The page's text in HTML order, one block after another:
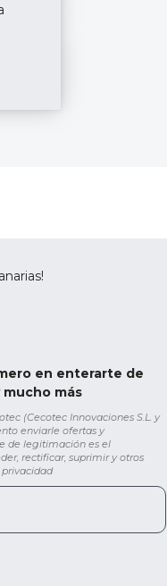
en enterarte de
más
(Cecotec Innovaciones S.L. y
enviarle ofertas y
de legitimación es el
rectificar, suprimir y otros